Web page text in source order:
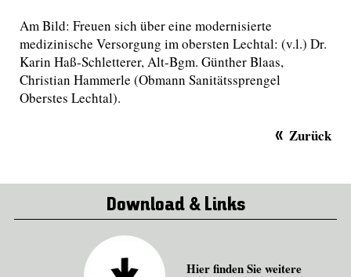
Am Bild: Freuen sich über eine modernisierte
medizinische Versorgung im obersten Lechtal: (v.l.) Dr.
Karin Haß-Schletterer, Alt-Bgm. Günther Blaas,
Christian Hammerle (Obmann Sanitätssprengel
Oberstes Lechtal).
Zurück
Download & Links
Hier finden Sie weitere